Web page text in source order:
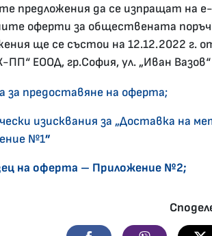
предложения да се изпращат на
оферти за обществената
ще се състои на 12.12.2022 г.
ПП“ ЕООД, гр.София, ул. „Иван
за предоставяне на оферта;
изисквания за „Доставка на
№1”
на оферта – Приложение №2;